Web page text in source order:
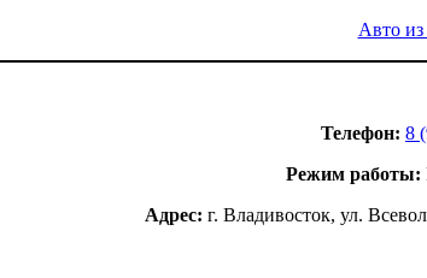
Авто
Телефон: 8
Режим работы:
Адрес: г. Владивосток, ул.